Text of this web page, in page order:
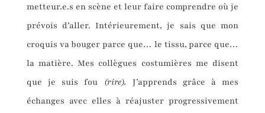
metteur.e.s en scène et leur faire comprendre où je
prévois d’aller. Intérieurement, je sais que mon
croquis va bouger parce que… le tissu, parce que…
la matière. Mes collègues costumières me disent
que je suis fou (rire). J’apprends grâce à mes
échanges avec elles à réajuster progressivement